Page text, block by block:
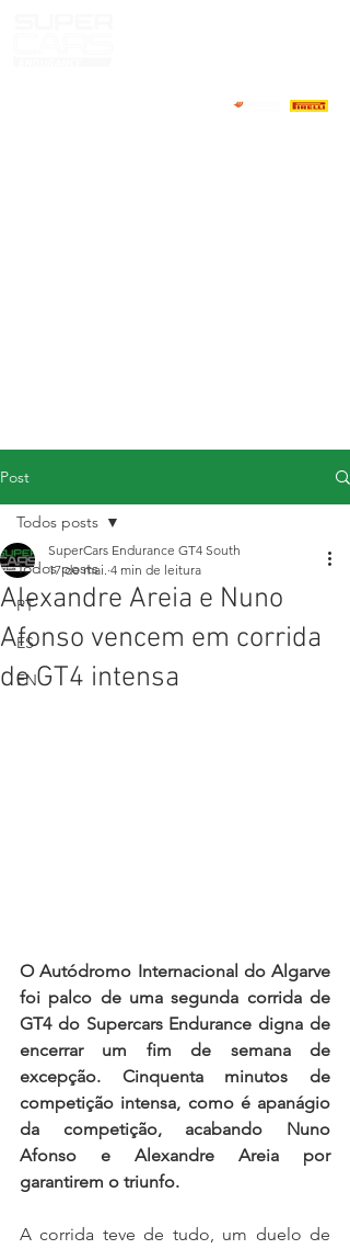
Post
Todos posts
PT
ES
EN
Todos posts
Alexandre Areia e Nuno
Afonso vencem em corrida
de GT4 intensa
SuperCars Endurance GT4 South
17 de mai. 4 min de leitura
O Autódromo Internacional do Algarve
foi palco de uma segunda corrida de
GT4 do Supercars Endurance digna de
encerrar um fim de semana de
excepção. Cinquenta minutos de
competição intensa, como é apanágio
da competição, acabando Nuno
Afonso e Alexandre Areia por
garantirem o triunfo.
A corrida teve de tudo, um duelo de